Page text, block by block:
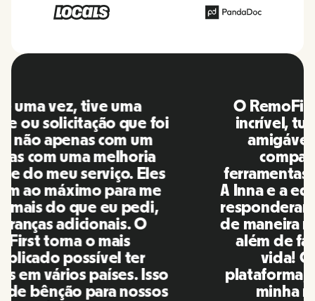
O RemoFirst é uma plataforma
incrível, tudo é extremamente
amigável e fácil de usar em
comparação com outras
ferramentas que usei no passado.
A Inna e a equipe foram pontuais e
responderam às minhas perguntas
de maneira mais do que oportuna,
além de facilitar muito a nossa
vida! Ótimas pessoas e
plataforma, eu a recomendo para
minha rede de contatos.